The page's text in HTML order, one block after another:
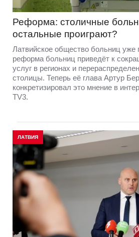
Реформа: столичные
остальные проиграют?
Латвийское общество больниц уже
реформа больниц приведёт к
услуг в регионах и
столицы. Теперь её глава Артур
конкретизировал это мнение в
TV3.
ЛАТВИЯ